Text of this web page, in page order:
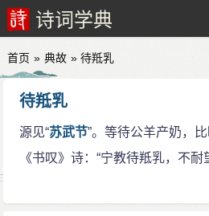
诗词学典
首页 » 典故 » 待羝乳
待羝乳
源见“苏武节”。等待公羊产奶，
《书叹》诗：“宁教待羝乳，不耐